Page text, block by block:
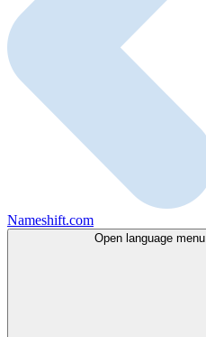
Nameshift.com
Open language menu